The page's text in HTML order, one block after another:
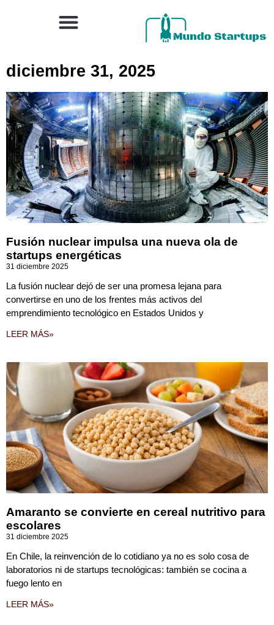
diciembre 31, 2025
Fusión nuclear impulsa una nueva ola de
startups energéticas
31 diciembre 2025
La fusión nuclear dejó de ser una promesa lejana para
convertirse en uno de los frentes más activos del
emprendimiento tecnológico en Estados Unidos y
LEER MÁS»
Amaranto se convierte en cereal nutritivo para
escolares
31 diciembre 2025
En Chile, la reinvención de lo cotidiano ya no es solo cosa de
laboratorios ni de startups tecnológicas: también se cocina a
fuego lento en
LEER MÁS»